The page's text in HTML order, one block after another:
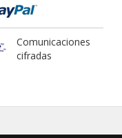
Comunicaciones
cifradas